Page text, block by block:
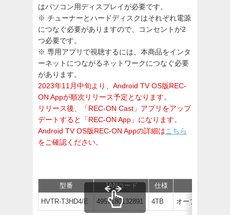
はパソコン用ディスプレイが必要です。
※ チューナーとハードディスクはそれぞれ電源
につなぐ必要がありますので、コンセントが2
つ必要です。
※ 専用アプリで視聴するには、本商品をインタ
ーネットにつながるネットワークにつなぐ必要
があります。
2023年11月中旬より、Android TV OS版REC-
ON Appが順次リリース予定となります。
リリース後、「REC-ON Cast」アプリをアップ
デートすると「REC-ON App」になります。
Android TV OS版REC-ON Appの詳細はこちら
をご確認ください。
型番 JANコード 仕様
HVTR-T3HD4/E 4957180132891 4TB オープン価格